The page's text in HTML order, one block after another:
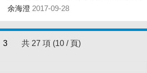
香港中文大學香港亞太研究所一項民意調
然扮演舉足輕重的角色，民間團體及各大
余海澄 2017-09-28
3 共 27 項 (10 / 頁)